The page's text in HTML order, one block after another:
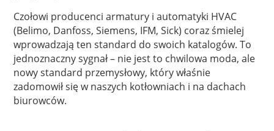
Czołowi producenci armatury i automatyki HVAC
(Belimo, Danfoss, Siemens, IFM, Sick) coraz śmielej
wprowadzają ten standard do swoich katalogów. To
jednoznaczny sygnał – nie jest to chwilowa moda, ale
nowy standard przemysłowy, który właśnie
zadomowił się w naszych kotłowniach i na dachach
biurowców.